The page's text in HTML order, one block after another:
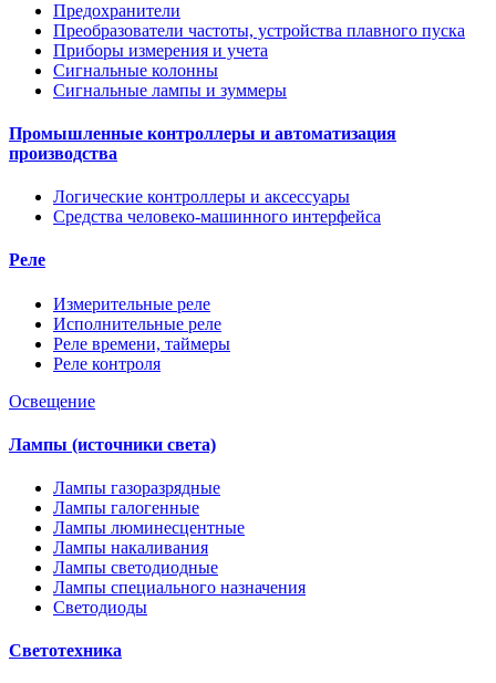
Предохранители
Преобразователи частоты, устройства плавного пуска
Приборы измерения и учета
Сигнальные колонны
Сигнальные лампы и зуммеры
Промышленные контроллеры и автоматизация
производства
Логические контроллеры и аксессуары
Средства человеко-машинного интерфейса
Реле
Измерительные реле
Исполнительные реле
Реле времени, таймеры
Реле контроля
Освещение
Лампы (источники света)
Лампы газоразрядные
Лампы галогенные
Лампы люминесцентные
Лампы накаливания
Лампы светодиодные
Лампы специального назначения
Светодиоды
Светотехника